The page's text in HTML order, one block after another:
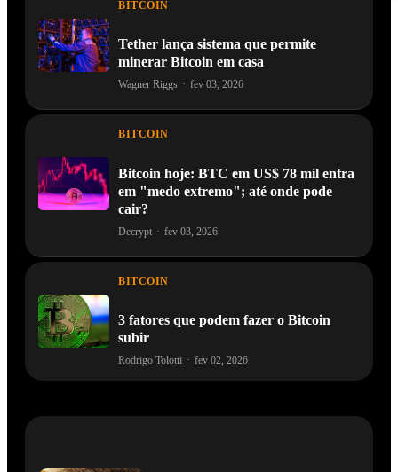
BITCOIN
Tether lança sistema que permite
minerar Bitcoin em casa
Wagner Riggs · fev 03, 2026
BITCOIN
Bitcoin hoje: BTC em US$ 78 mil entra
em "medo extremo"; até onde pode
cair?
Decrypt · fev 03, 2026
BITCOIN
3 fatores que podem fazer o Bitcoin
subir
Rodrigo Tolotti · fev 02, 2026